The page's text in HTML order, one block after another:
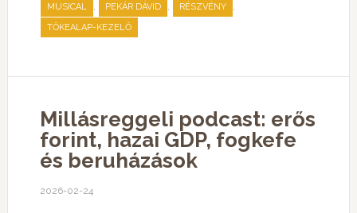
MUSICAL , PEKÁR DÁVID , RÉSZVÉNY ,
TŐKEALAP-KEZELŐ
Millásreggeli podcast: erős
forint, hazai GDP, fogkefe
és beruházások
2026-02-24